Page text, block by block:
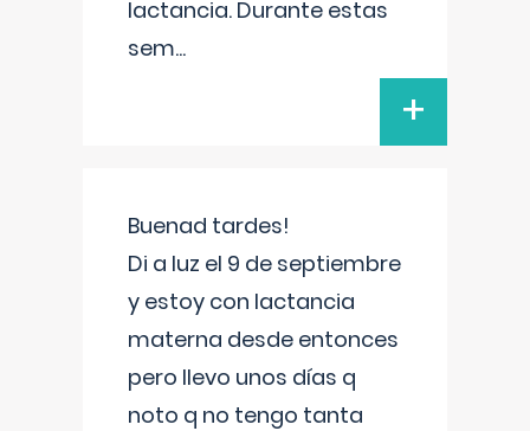
lactancia. Durante estas
sem...
+
Buenad tardes!
Di a luz el 9 de septiembre
y estoy con lactancia
materna desde entonces
pero llevo unos días q
noto q no tengo tanta